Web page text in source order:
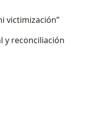
victimización”
y reconciliación